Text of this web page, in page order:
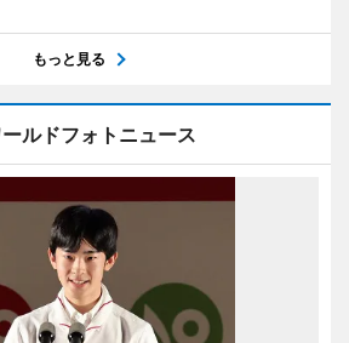
もっと見る
ールドフォトニュース